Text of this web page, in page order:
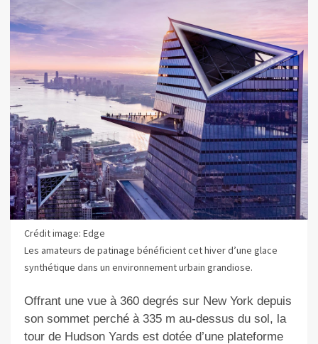
Crédit image: Edge
Les amateurs de patinage bénéficient cet hiver d’une glace
synthétique dans un environnement urbain grandiose.
Offrant une vue à 360 degrés sur New York depuis
son sommet perché à 335 m au-dessus du sol, la
tour de Hudson Yards est dotée d’une plateforme